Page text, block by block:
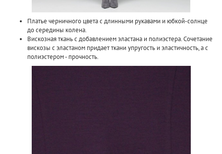
Платье черничного цвета с длинными рукавами и юбкой-солнце
до середины колена.
Вискозная ткань с добавлением эластана и полиэстера. Сочетание
вискозы с эластаном придает ткани упругость и эластичность, а с
полиэстером - прочность.